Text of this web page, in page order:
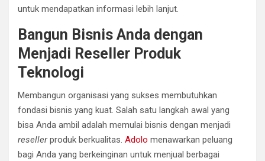
untuk mendapatkan informasi lebih lanjut.
Bangun Bisnis Anda dengan
Menjadi Reseller Produk
Teknologi
Membangun organisasi yang sukses membutuhkan
fondasi bisnis yang kuat. Salah satu langkah awal yang
bisa Anda ambil adalah memulai bisnis dengan menjadi
resellerproduk berkualitas. Adolo menawarkan peluang
bagi Anda yang berkeinginan untuk menjual berbagai